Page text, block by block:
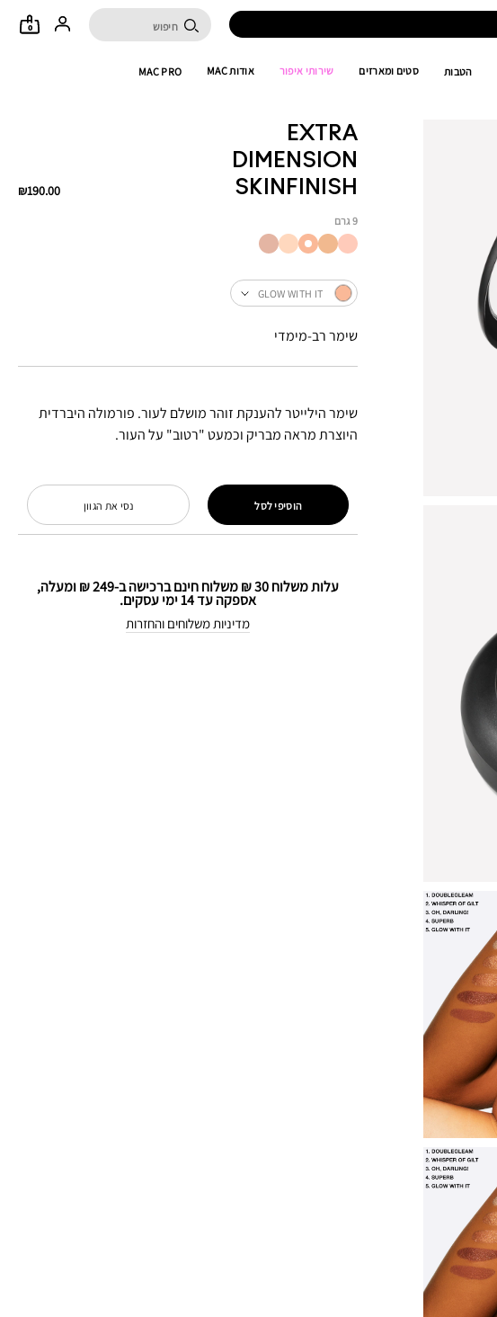
0
הטבות סטים ומארזים שירותי איפור אודות MAC MAC PRO
EXTRA
DIMENSION
SKINFINISH
₪190.00
9 גרם
שימר הילייטר להענקת זוהר מושלם לעור. פורמולה היברדית
היוצרת מראה מבריק וכמעט "רטוב" על העור.
GLOW WITH IT
שימר רב-מימדי
נסי את הגוון הוסיפי לסל
עלות משלוח 30 ₪ משלוח חינם ברכישה ב-249 ₪ ומעלה,
אספקה עד 14 ימי עסקים.
מדיניות משלוחים והחזרות